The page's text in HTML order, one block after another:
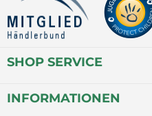
SHOP SERVICE
INFORMATIONEN